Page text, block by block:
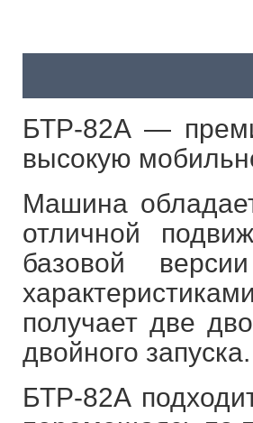
БТР-82А —
высокую
Машина
отличной
базовой
получает две
двойного запуска.
БТР-82А